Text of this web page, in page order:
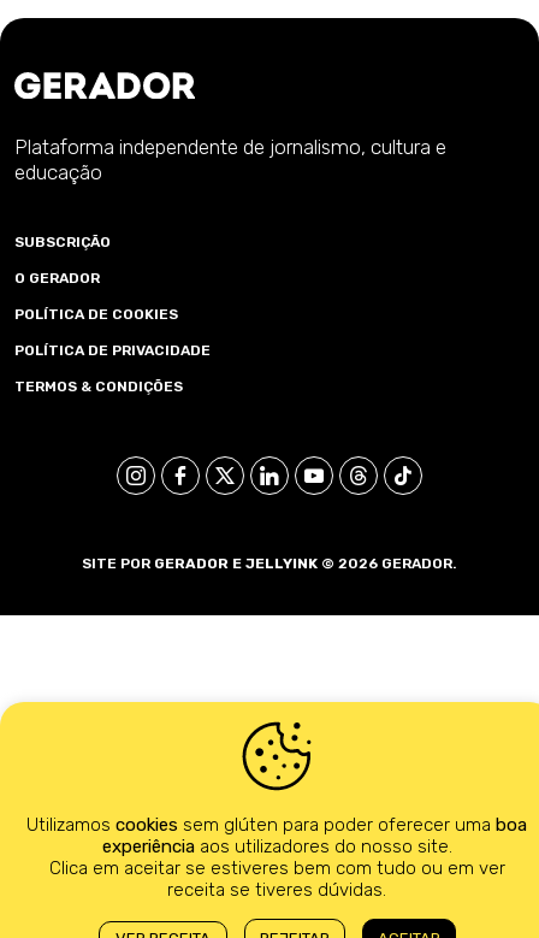
Plataforma independente de jornalismo, cultura e
educação
SUBSCRIÇÃO
O GERADOR
POLÍTICA DE COOKIES
POLÍTICA DE PRIVACIDADE
TERMOS & CONDIÇÕES
SITE POR GERADOR E JELLYINK © 2026 GERADOR.
Utilizamos cookies sem glúten para poder oferecer uma boa
experiênciaaos utilizadores do nosso site.
Clica em aceitar se estiveres bem com tudo ou em ver
receita se tiveres dúvidas.